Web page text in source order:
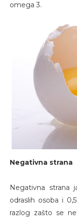
omega 3.
Negativna strana
Negativna strana
odraslih osoba i
razlog zašto se